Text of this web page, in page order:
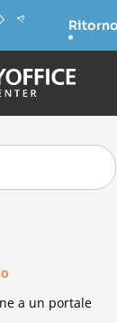
a un portale